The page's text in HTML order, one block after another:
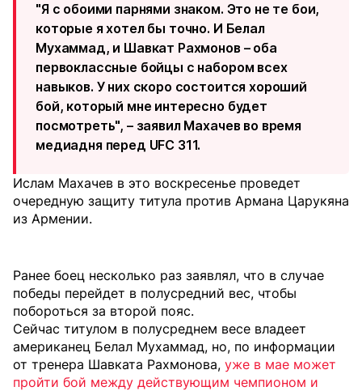
"Я с обоими парнями знаком. Это не те бои,
которые я хотел бы точно. И Белал
Мухаммад, и Шавкат Рахмонов – оба
первоклассные бойцы с набором всех
навыков. У них скоро состоится хороший
бой, который мне интересно будет
посмотреть", – заявил Махачев во время
медиадня перед UFC 311.
Ислам Махачев в это воскресенье проведет
очередную защиту титула против Армана Царукяна
из Армении.
Ранее боец несколько раз заявлял, что в случае
победы перейдет в полусредний вес, чтобы
побороться за второй пояс.
Сейчас титулом в полусреднем весе владеет
американец Белал Мухаммад, но, по информации
от тренера Шавката Рахмонова, уже в мае может
пройти бой между действующим чемпионом и